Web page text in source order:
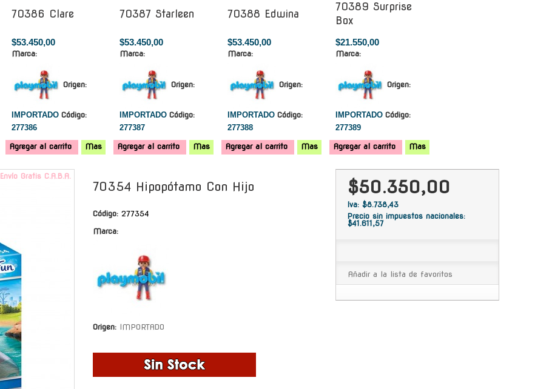
70386 Clare
$53.450,00
Marca:
Origen:
IMPORTADO Código:
277386
Agregar al carrito Mas
70387 Starleen
$53.450,00
Marca:
Origen:
IMPORTADO Código:
277387
Agregar al carrito Mas
70388 Edwina
$53.450,00
Marca:
Origen:
IMPORTADO Código:
277388
Agregar al carrito Mas
70389 Surprise
Box
$21.550,00
Marca:
Origen:
IMPORTADO Código:
277389
Agregar al carrito Mas
Envío Gratis C.A.B.A.
70354 Hipopótamo Con Hijo
Código: 277354
Marca:
Origen: IMPORTADO
$50.350,00
Iva: $8.738,43
Precio sin impuestos nacionales:
$41.611,57
Añadir a la lista de favoritos